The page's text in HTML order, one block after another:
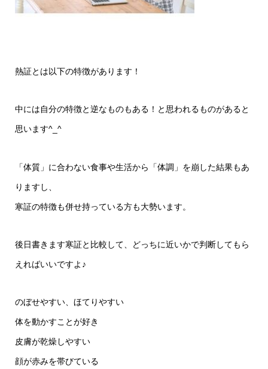
熱証とは以下の特徴があります！
中には自分の特徴と逆なものもある！と思われるものがあると
思います^_^
「体質」に合わない食事や生活から「体調」を崩した結果もあ
りますし、
寒証の特徴も併せ持っている方も大勢います。
後日書きます寒証と比較して、どっちに近いかで判断してもら
えればいいですよ♪
のぼせやすい、ほてりやすい
体を動かすことが好き
皮膚が乾燥しやすい
顔が赤みを帯びている